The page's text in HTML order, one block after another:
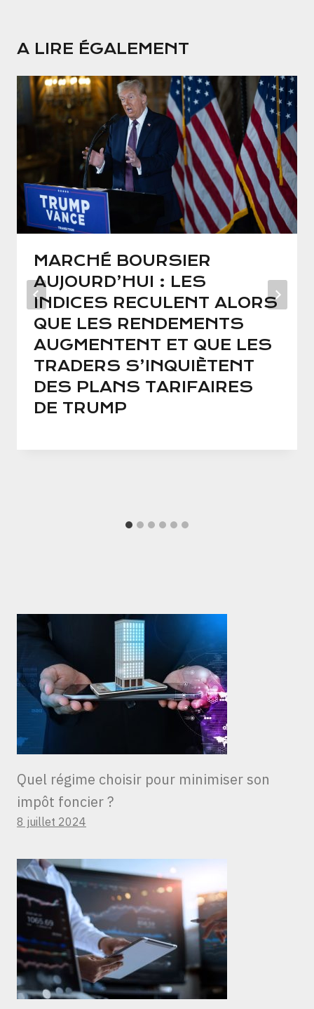
A LIRE ÉGALEMENT
MARCHÉ BOURSIER
AUJOURD’HUI : LES
INDICES RECULENT ALORS
QUE LES RENDEMENTS
AUGMENTENT ET QUE LES
TRADERS S’INQUIÈTENT
DES PLANS TARIFAIRES
DE TRUMP
Quel régime choisir pour minimiser son
impôt foncier ?
8 juillet 2024